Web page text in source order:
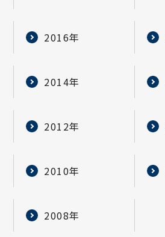
2016年
2014年
2012年
2010年
2008年